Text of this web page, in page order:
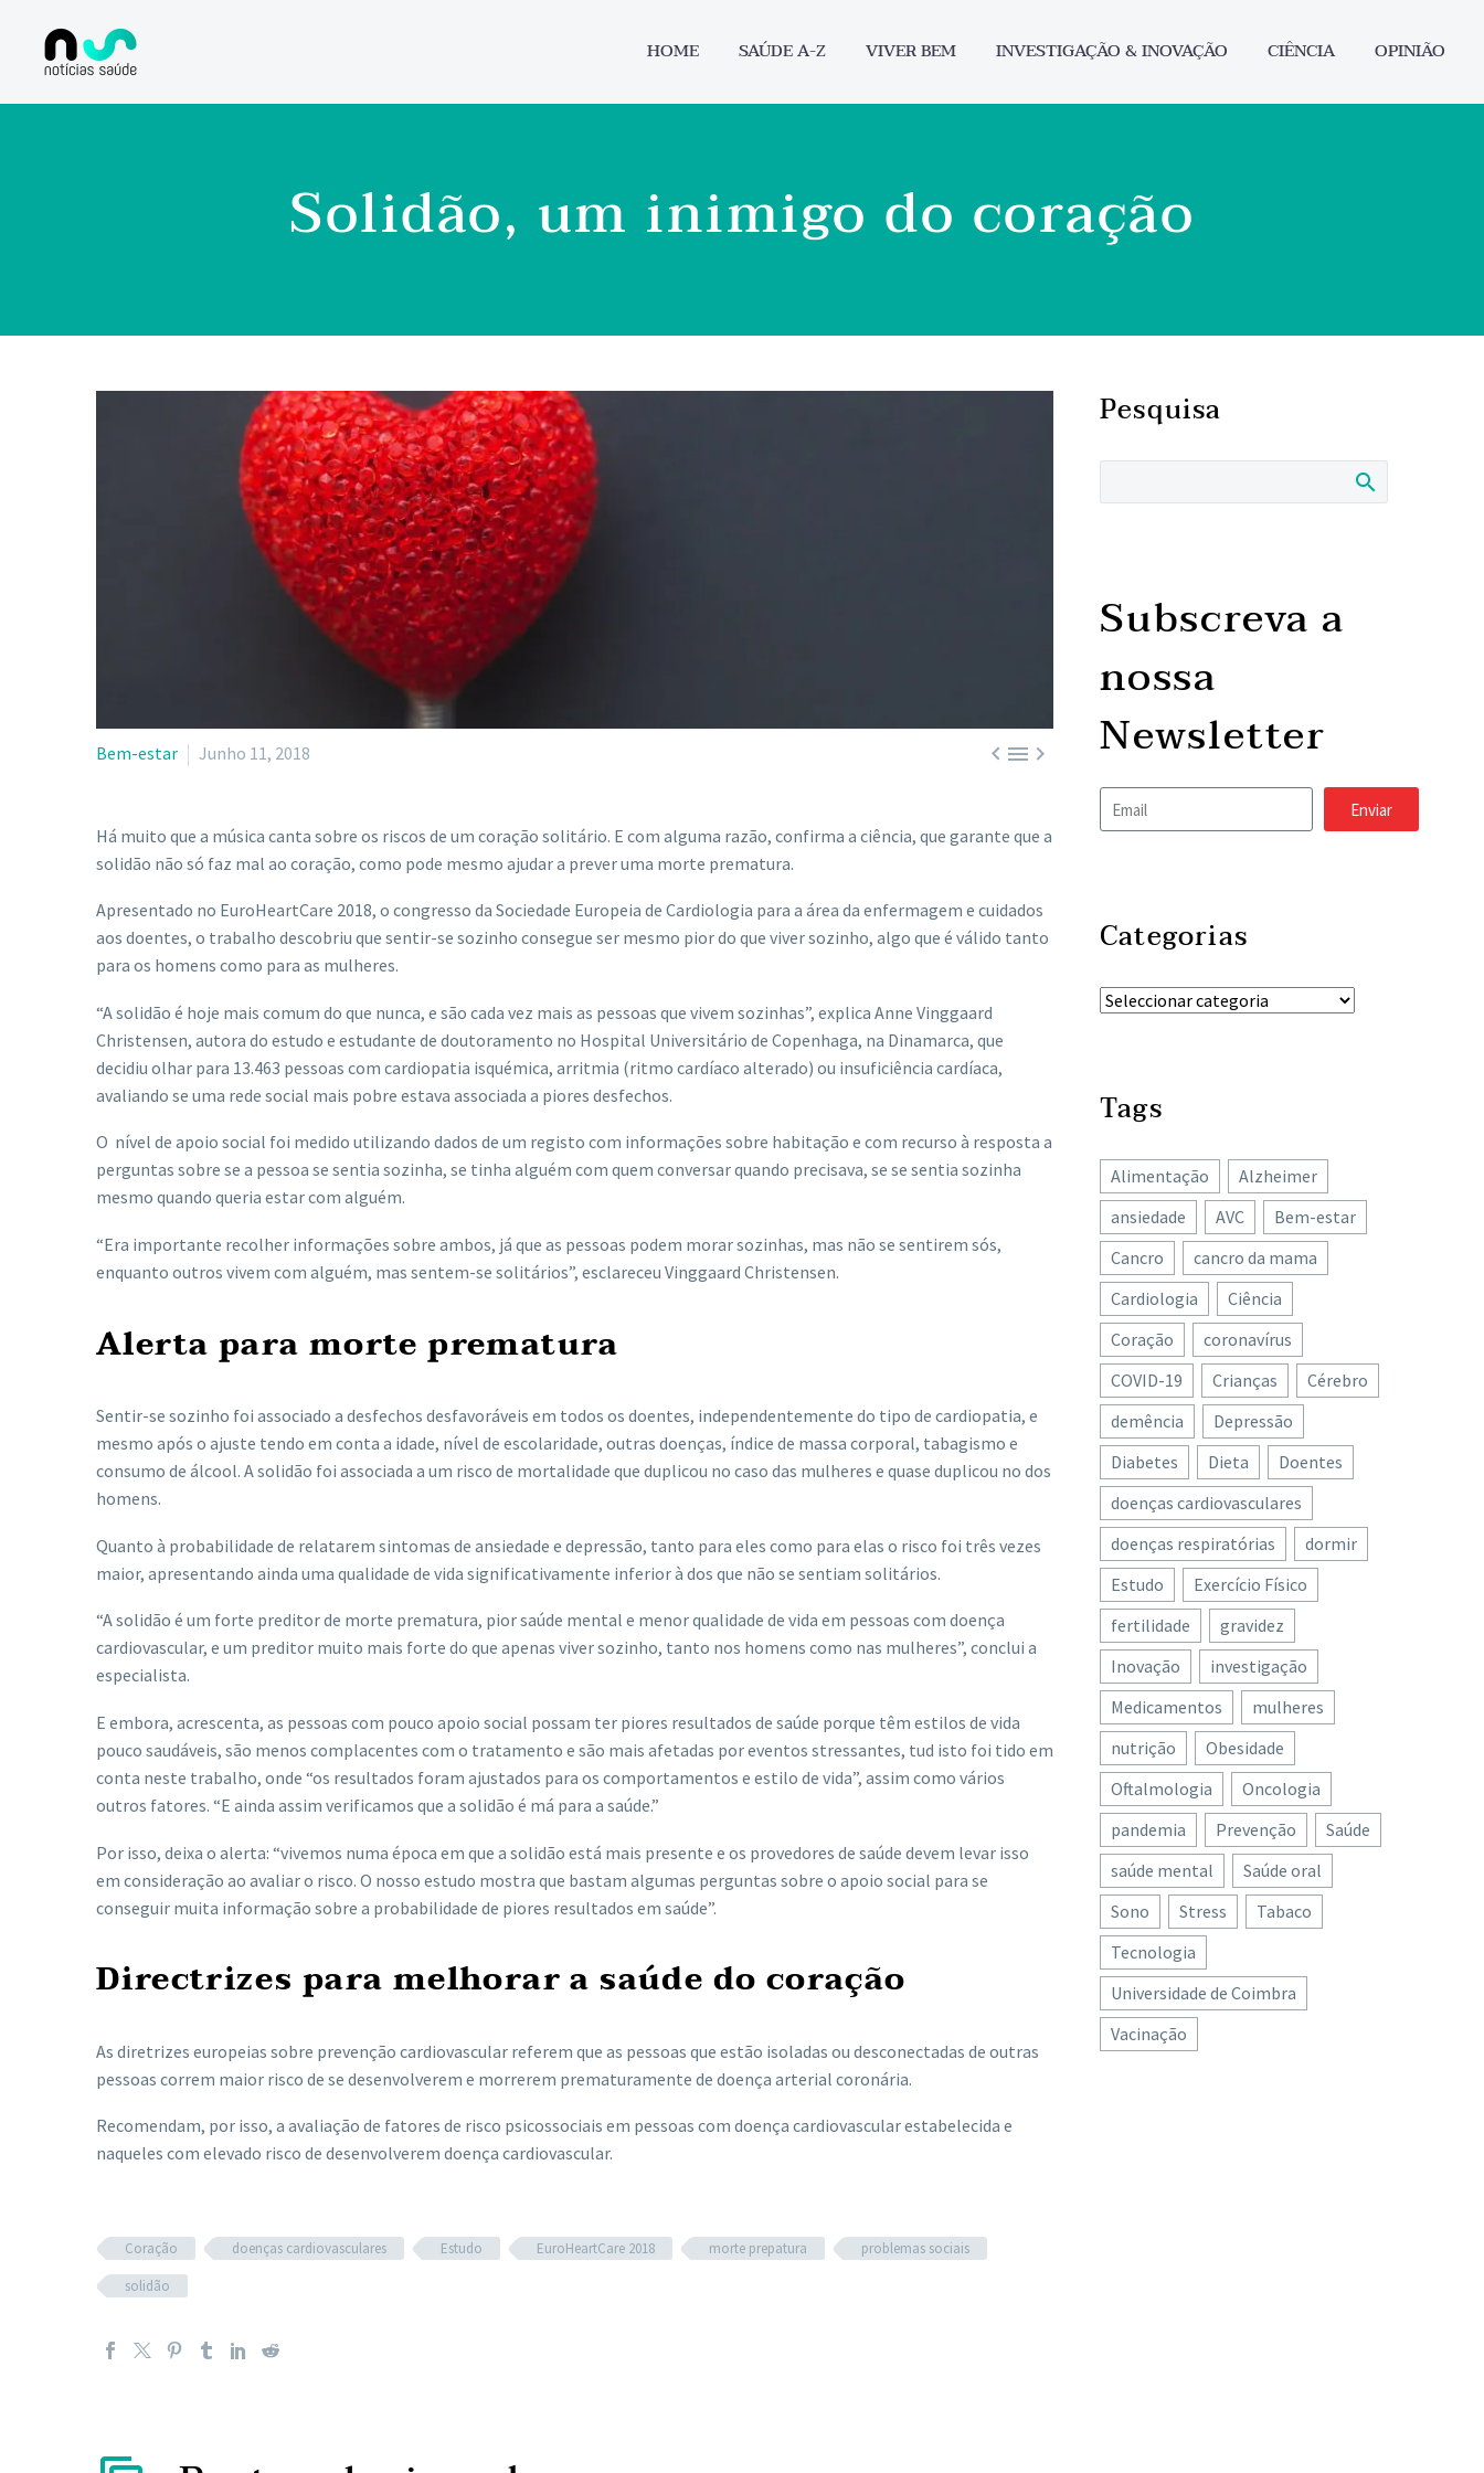
HOME SAÚDE A-Z VIVER BEM INVESTIGAÇÃO & INOVAÇÃO CIÊNCIA OPINIÃO
Solidão, um inimigo do coração

Bem-estar Junho 11, 2018
Há muito que a música canta sobre os riscos de um coração solitário. E com alguma razão, confirma a ciência, que garante que a
solidão não só faz mal ao coração, como pode mesmo ajudar a prever uma morte prematura.
Apresentado no EuroHeartCare 2018, o congresso da Sociedade Europeia de Cardiologia para a área da enfermagem e cuidados
aos doentes, o trabalho descobriu que sentir-se sozinho consegue ser mesmo pior do que viver sozinho, algo que é válido tanto
para os homens como para as mulheres.
“A solidão é hoje mais comum do que nunca, e são cada vez mais as pessoas que vivem sozinhas”, explica Anne Vinggaard
Christensen, autora do estudo e estudante de doutoramento no Hospital Universitário de Copenhaga, na Dinamarca, que
decidiu olhar para 13.463 pessoas com cardiopatia isquémica, arritmia (ritmo cardíaco alterado) ou insuficiência cardíaca,
avaliando se uma rede social mais pobre estava associada a piores desfechos.
O nível de apoio social foi medido utilizando dados de um registo com informações sobre habitação e com recurso à resposta a
perguntas sobre se a pessoa se sentia sozinha, se tinha alguém com quem conversar quando precisava, se se sentia sozinha
mesmo quando queria estar com alguém.
“Era importante recolher informações sobre ambos, já que as pessoas podem morar sozinhas, mas não se sentirem sós,
enquanto outros vivem com alguém, mas sentem-se solitários”, esclareceu Vinggaard Christensen.
Alerta para morte prematura
Sentir-se sozinho foi associado a desfechos desfavoráveis ​​em todos os doentes, independentemente do tipo de cardiopatia, e
mesmo após o ajuste tendo em conta a idade, nível de escolaridade, outras doenças, índice de massa corporal, tabagismo e
consumo de álcool. A solidão foi associada a um risco de mortalidade que duplicou no caso das mulheres e quase duplicou no dos
homens.
Quanto à probabilidade de relatarem sintomas de ansiedade e depressão, tanto para eles como para elas o risco foi três vezes
maior, apresentando ainda uma qualidade de vida significativamente inferior à dos que não se sentiam solitários.
“A solidão é um forte preditor de morte prematura, pior saúde mental e menor qualidade de vida em pessoas com doença
cardiovascular, e um preditor muito mais forte do que apenas viver sozinho, tanto nos homens como nas mulheres”, conclui a
especialista.
E embora, acrescenta, as pessoas com pouco apoio social possam ter piores resultados de saúde porque têm estilos de vida
pouco saudáveis, são menos complacentes com o tratamento e são mais afetadas por eventos stressantes, tud isto foi tido em
conta neste trabalho, onde “os resultados foram ajustados para os comportamentos e estilo de vida”, assim como vários
outros fatores. “E ainda assim verificamos que a solidão é má para a saúde.”
Por isso, deixa o alerta: “vivemos numa época em que a solidão está mais presente e os provedores de saúde devem levar isso
em consideração ao avaliar o risco. O nosso estudo mostra que bastam algumas perguntas sobre o apoio social para se
conseguir muita informação sobre a probabilidade de piores resultados em saúde”.
Directrizes para melhorar a saúde do coração
As diretrizes europeias sobre prevenção cardiovascular referem que as pessoas que estão isoladas ou desconectadas de outras
pessoas correm maior risco de se desenvolverem e morrerem prematuramente de doença arterial coronária.
Recomendam, por isso, a avaliação de fatores de risco psicossociais em pessoas com doença cardiovascular estabelecida e
naqueles com elevado risco de desenvolverem doença cardiovascular.
Coração doenças cardiovasculares Estudo EuroHeartCare 2018 morte prepatura
problemas sociais
solidão
Pesquisa
Subscreva a
nossa
Newsletter
Enviar
Categorias
Tags
Alimentação
Alzheimer
ansiedade
AVC
Bem-estar
Cancro
cancro da mama
Cardiologia
Ciência
Coração
coronavírus
COVID-19
Crianças
Cérebro
demência
Depressão
Diabetes
Dieta
Doentes
doenças cardiovasculares
doenças respiratórias
dormir
Estudo
Exercício Físico
fertilidade
gravidez
Inovação
investigação
Medicamentos
mulheres
nutrição
Obesidade
Oftalmologia
Oncologia
pandemia
Prevenção
Saúde
saúde mental
Saúde oral
Sono
Stress
Tabaco
Tecnologia
Universidade de Coimbra
Vacinação